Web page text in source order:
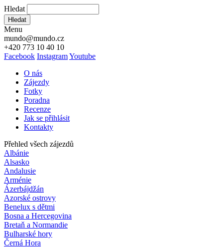
Hledat
Hledat
Menu
mundo@mundo.cz
+420 773 10 40 10
Facebook InstagramYoutube
O nás
Zájezdy
Fotky
Poradna
Recenze
Jak se přihlásit
Kontakty
Přehled všech zájezdů
Albánie
Alsasko
Andalusie
Arménie
Ázerbájdžán
Azorské ostrovy
Benelux s dětmi
Bosna a Hercegovina
Bretaň a Normandie
Bulharské hory
Černá Hora